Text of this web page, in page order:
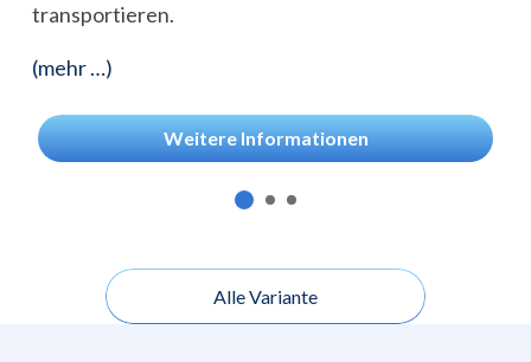
transportieren.
(mehr …)
Weitere Informationen
Alle Variante